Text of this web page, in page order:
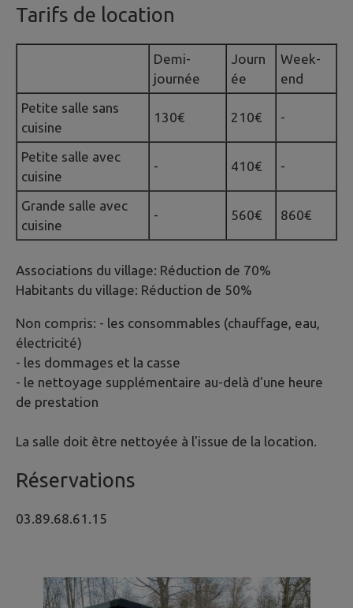
Tarifs de location
Demi-
journée
Journ
ée
Week-
end
Petite salle sans
cuisine
130€ 210€ -
Petite salle avec
cuisine
- 410€ -
Grande salle avec
cuisine
- 560€ 860€
Associations du village: Réduction de 70%
Habitants du village: Réduction de 50%
Non compris: - les consommables (chauffage, eau,
électricité)
- les dommages et la casse
- le nettoyage supplémentaire au-delà d'une heure
de prestation
La salle doit être nettoyée à l'issue de la location.
Réservations
03.89.68.61.15